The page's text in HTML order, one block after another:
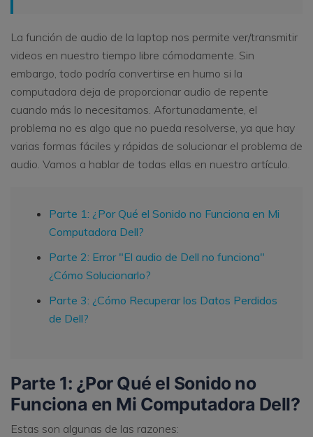
La función de audio de la laptop nos permite ver/transmitir
videos en nuestro tiempo libre cómodamente. Sin
embargo, todo podría convertirse en humo si la
computadora deja de proporcionar audio de repente
cuando más lo necesitamos. Afortunadamente, el
problema no es algo que no pueda resolverse, ya que hay
varias formas fáciles y rápidas de solucionar el problema de
audio. Vamos a hablar de todas ellas en nuestro artículo.
Parte 1: ¿Por Qué el Sonido no Funciona en Mi
Computadora Dell?
Parte 2: Error "El audio de Dell no funciona"
¿Cómo Solucionarlo?
Parte 3: ¿Cómo Recuperar los Datos Perdidos
de Dell?
Parte 1: ¿Por Qué el Sonido no
Funciona en Mi Computadora Dell?
Estas son algunas de las razones: